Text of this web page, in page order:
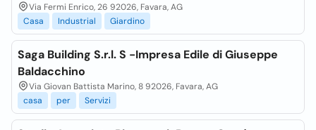
Via Fermi Enrico, 26 92026, Favara, AG
Casa
Industrial Giardino
Saga Building S.r.l. S -Impresa Edile di Giuseppe
Baldacchino
Via Giovan Battista Marino, 8 92026, Favara, AG
casa
per Servizi